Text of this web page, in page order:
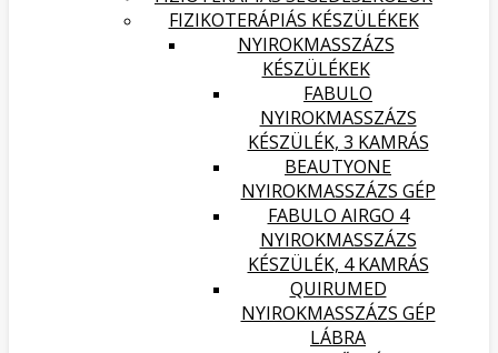
FIZIKOTERÁPIÁS KÉSZÜLÉKEK
NYIROKMASSZÁZS
KÉSZÜLÉKEK
FABULO
NYIROKMASSZÁZS
KÉSZÜLÉK, 3 KAMRÁS
BEAUTYONE
NYIROKMASSZÁZS GÉP
FABULO AIRGO 4
NYIROKMASSZÁZS
KÉSZÜLÉK, 4 KAMRÁS
QUIRUMED
NYIROKMASSZÁZS GÉP
LÁBRA